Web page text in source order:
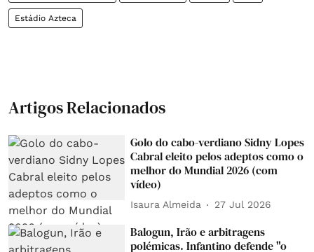
Estádio Azteca
Artigos Relacionados
Golo do cabo-verdiano Sidny Lopes
Cabral eleito pelos adeptos como o
melhor do Mundial 2026 (com
vídeo)
Isaura Almeida 27 Jul 2026
Balogun, Irão e arbitragens
polémicas. Infantino defende "o